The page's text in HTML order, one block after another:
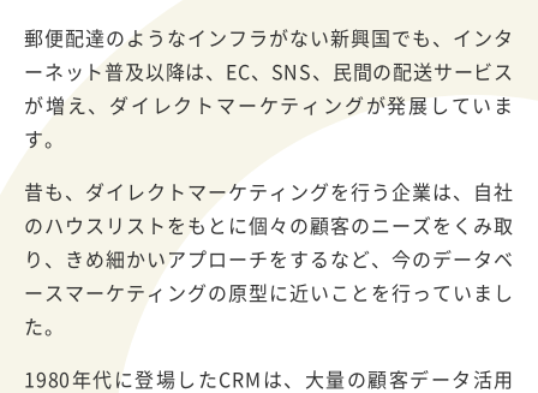
郵便配達のようなインフラがない新興国でも、インタ
ーネット普及以降は、EC、SNS、民間の配送サービス
が増え、ダイレクトマーケティングが発展していま
す。
昔も、ダイレクトマーケティングを行う企業は、自社
のハウスリストをもとに個々の顧客のニーズをくみ取
り、きめ細かいアプローチをするなど、今のデータベ
ースマーケティングの原型に近いことを行っていまし
た。
1980年代に登場したCRMは、大量の顧客データ活用